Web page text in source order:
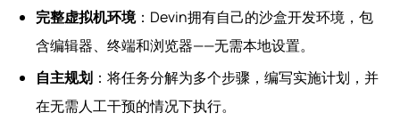
完整虚拟机环境：Devin拥有自己的沙盒开发环境，包
含编辑器、终端和浏览器——无需本地设置。
自主规划 ：将任务分解为多个步骤，编写实施计划，并
在无需人工干预的情况下执行。